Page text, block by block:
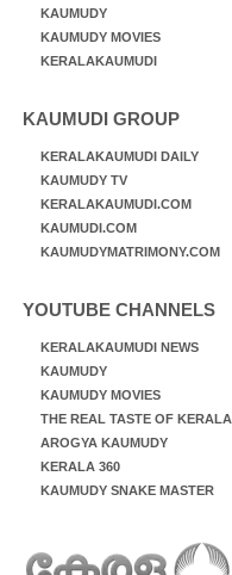
KAUMUDY
KAUMUDY MOVIES
KERALAKAUMUDI
KAUMUDI GROUP
KERALAKAUMUDI DAILY
KAUMUDY TV
KERALAKAUMUDI.COM
KAUMUDI.COM
KAUMUDYMATRIMONY.COM
YOUTUBE CHANNELS
KERALAKAUMUDI NEWS
KAUMUDY
KAUMUDY MOVIES
THE REAL TASTE OF KERALA
AROGYA KAUMUDY
KERALA 360
KAUMUDY SNAKE MASTER